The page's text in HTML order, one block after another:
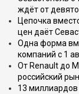
ждёт от
Цепочка
цен даёт
Одна форма
компаний с 1
От Renault до
российский
13 миллиардов